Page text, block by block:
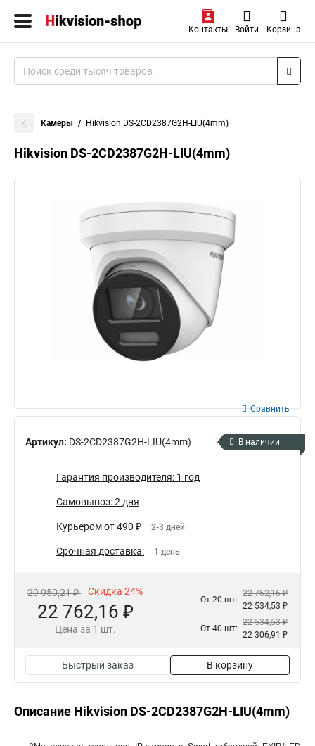
Контакты Войти Корзина
Камеры Hikvision DS-2CD2387G2H-LIU(4mm)
Hikvision DS-2CD2387G2H-LIU(4mm)
Артикул: DS-2CD2387G2H-LIU(4mm)
Сравнить
В наличии
Гарантия производителя: 1 год
Самовывоз: 2 дня
Курьером от 490 ₽ 2-3 дней
Срочная доставка: 1 день
29 950,21 ₽ Скидка 24%
22 762,16 ₽
Цена за 1 шт.
От 20 шт:
22 762,16 ₽
22 534,53 ₽
От 40 шт:
22 534,53 ₽
22 306,91 ₽
Быстрый заказ В корзину
Описание Hikvision DS-2CD2387G2H-LIU(4mm)